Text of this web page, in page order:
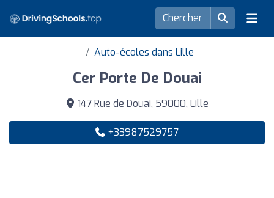
Auto-écoles dans Lille
Cer Porte De Douai
147 Rue de Douai, 59000, Lille
+33987529757